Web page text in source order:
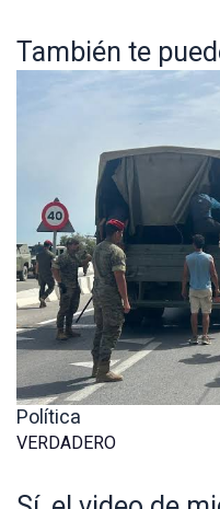
También te
Política
VERDADERO